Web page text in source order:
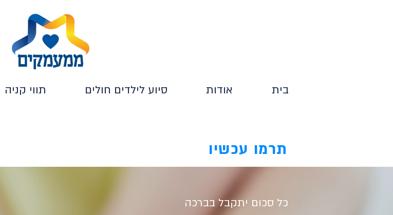
בית אודות סיוע לילדים חולים תווי קניה
תרמו עכשיו
כל סכום יתקבל בברכה